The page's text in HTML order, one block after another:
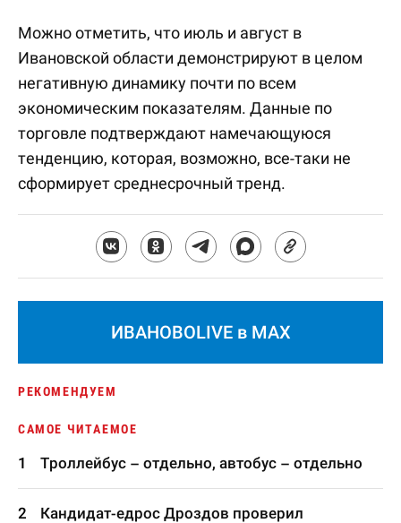
Можно отметить, что июль и август в
Ивановской области демонстрируют в целом
негативную динамику почти по всем
экономическим показателям. Данные по
торговле подтверждают намечающуюся
тенденцию, которая, возможно, все-таки не
сформирует среднесрочный тренд.
ИВАНОВОLIVE в MAX
РЕКОМЕНДУЕМ
САМОЕ ЧИТАЕМОЕ
Троллейбус – отдельно, автобус – отдельно
Кандидат-едрос Дроздов проверил